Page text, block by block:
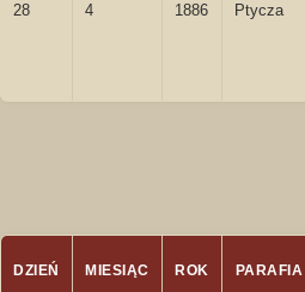
28 4 1886 Ptycza
DZIEŃ MIESIĄC ROK PARAFIA